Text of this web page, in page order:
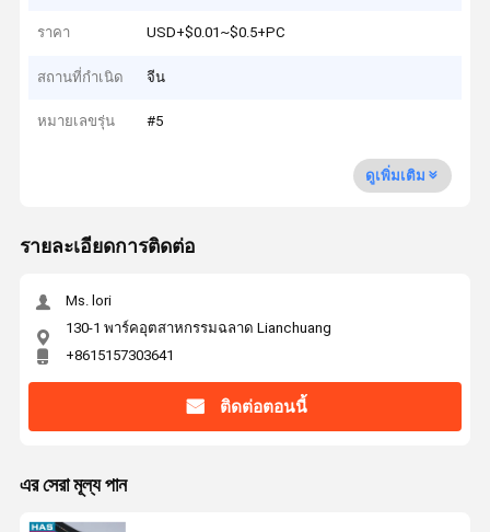
ราคา USD+$0.01~$0.5+PC
สถานที่กำเนิด จีน
หมายเลขรุ่น #5
ดูเพิ่มเติม
รายละเอียดการติดต่อ
Ms. lori
130-1 พาร์คอุตสาหกรรมฉลาด Lianchuang
+8615157303641
ติดต่อตอนนี้
এর সেরা মূল্য পান